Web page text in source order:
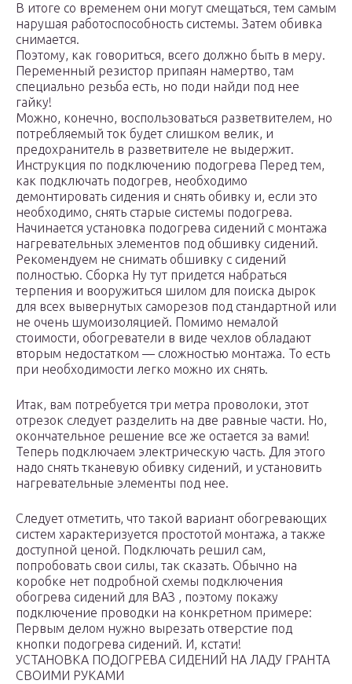
В итоге со временем они могут смещаться, тем самым
нарушая работоспособность системы. Затем обивка
снимается.
Поэтому, как говориться, всего должно быть в меру.
Переменный резистор припаян намертво, там
специально резьба есть, но поди найди под нее
гайку!
Можно, конечно, воспользоваться разветвителем, но
потребляемый ток будет слишком велик, и
предохранитель в разветвителе не выдержит.
Инструкция по подключению подогрева Перед тем,
как подключать подогрев, необходимо
демонтировать сидения и снять обивку и, если это
необходимо, снять старые системы подогрева.
Начинается установка подогрева сидений с монтажа
нагревательных элементов под обшивку сидений.
Рекомендуем не снимать обшивку с сидений
полностью. Сборка Ну тут придется набраться
терпения и вооружиться шилом для поиска дырок
для всех вывернутых саморезов под стандартной или
не очень шумоизоляцией. Помимо немалой
стоимости, обогреватели в виде чехлов обладают
вторым недостатком — сложностью монтажа. То есть
при необходимости легко можно их снять.
Итак, вам потребуется три метра проволоки, этот
отрезок следует разделить на две равные части. Но,
окончательное решение все же остается за вами!
Теперь подключаем электрическую часть. Для этого
надо снять тканевую обивку сидений, и установить
нагревательные элементы под нее.
Следует отметить, что такой вариант обогревающих
систем характеризуется простотой монтажа, а также
доступной ценой. Подключать решил сам,
попробовать свои силы, так сказать. Обычно на
коробке нет подробной схемы подключения
обогрева сидений для ВАЗ , поэтому покажу
подключение проводки на конкретном примере:
Первым делом нужно вырезать отверстие под
кнопки подогрева сидений. И, кстати!
УСТАНОВКА ПОДОГРЕВА СИДЕНИЙ НА ЛАДУ ГРАНТА
СВОИМИ РУКАМИ